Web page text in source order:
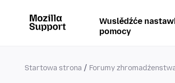
Wuslědźće
pomocy
Startowa strona Forumy